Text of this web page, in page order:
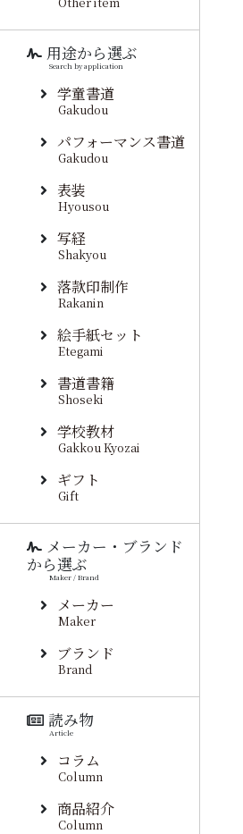
用途から選ぶ
Search by application
学童書道
Gakudou
パフォーマンス書道
Gakudou
表装
Hyousou
写経
Shakyou
落款印制作
Rakanin
絵手紙セット
Etegami
書道書籍
Shoseki
学校教材
Gakkou Kyozai
ギフト
Gift
メーカー・ブランド
から選ぶ
Maker / Brand
メーカー
Maker
ブランド
Brand
読み物
Article
コラム
Column
商品紹介
Column